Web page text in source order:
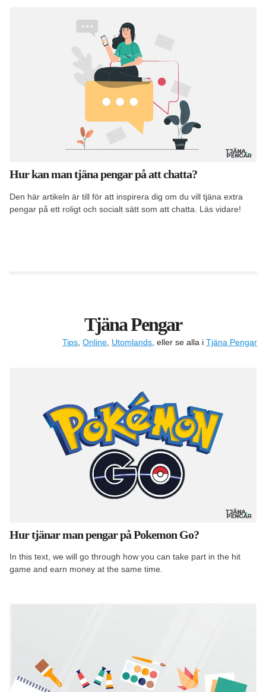
Hur kan man tjäna pengar på att chatta?
Den här artikeln är till för att inspirera dig om du vill tjäna extra
pengar på ett roligt och socialt sätt som att chatta. Läs vidare!
Tjäna Pengar
Tips Online Utomlands , eller se alla i Tjäna Pengar
Hur tjänar man pengar på Pokemon Go?
In this text, we will go through how you can take part in the hit
game and earn money at the same time.